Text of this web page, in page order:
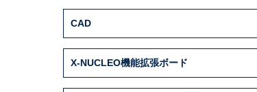
CAD
X-NUCLEO機能拡張ボード